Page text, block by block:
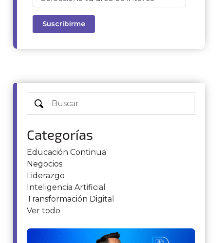
Categorías
Educación Continua
Negocios
Liderazgo
Inteligencia Artificial
Transformación Digital
Ver todo